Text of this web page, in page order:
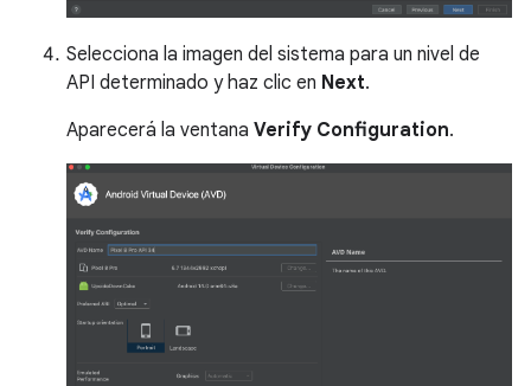
Selecciona la imagen del sistema para un nivel de
API determinado y haz clic en Next.
Aparecerá la ventana Verify Configuration.